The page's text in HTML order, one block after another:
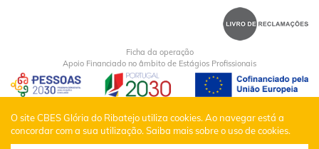
Ficha da operação
Apoio Financiado no âmbito de Estágios Profissionais
CBES Glória do Ribatejo © Todos os Direitos
Reservados |Política de Privacidade
O site CBES Glória do Ribatejo utiliza cookies. Ao navegar está a
concordar com a sua utilização. Saiba mais sobre o uso de cookies.